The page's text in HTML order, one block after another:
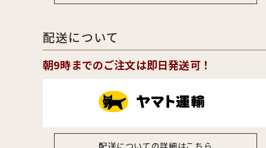
配送について
朝9時までのご注文は即日発送可！
配送についての詳細はこちら